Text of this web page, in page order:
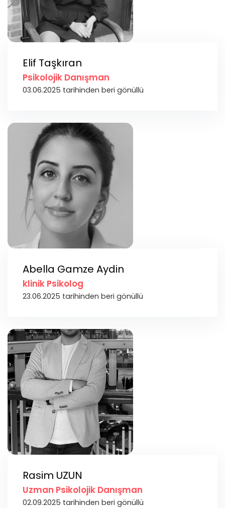
Elif Taşkıran
Psikolojik Danışman
03.06.2025 tarihinden beri gönüllü
Abella Gamze Aydin
klinik Psikolog
23.06.2025 tarihinden beri gönüllü
Rasim UZUN
Uzman Psikolojik Danışman
02.09.2025 tarihinden beri gönüllü